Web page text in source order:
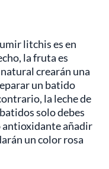
litchis es en
la fruta es
crearán una
un batido
la leche de
solo debes
añadir
un color rosa